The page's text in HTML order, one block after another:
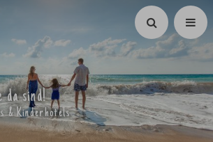
Suchen
da sind!
& Kinderhotels